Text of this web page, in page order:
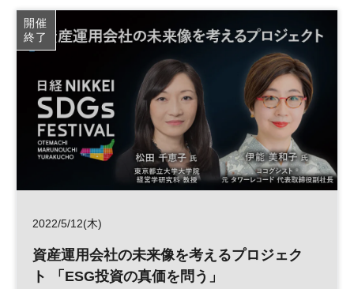
カーボンニュートラル サステナブル SDGs
参加無料
開催
終了
2022/5/12(木)
資産運用会社の未来像を考えるプロジェク
ト 「ESG投資の真価を問う」